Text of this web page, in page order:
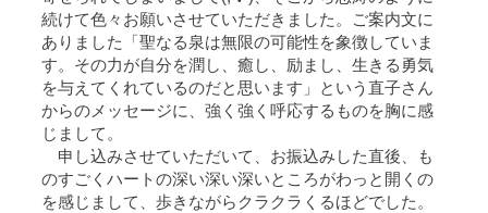
続けて色々お願いさせていただきました。ご案内文に
ありました「聖なる泉は無限の可能性を象徴していま
す。その力が自分を潤し、癒し、励まし、生きる勇気
を与えてくれているのだと思います」という直子さん
からのメッセージに、強く強く呼応するものを胸に感
じまして。
申し込みさせていただいて、お振込みした直後、も
のすごくハートの深い深い深いところがわっと開くの
を感じまして、歩きながらクラクラくるほどでした。